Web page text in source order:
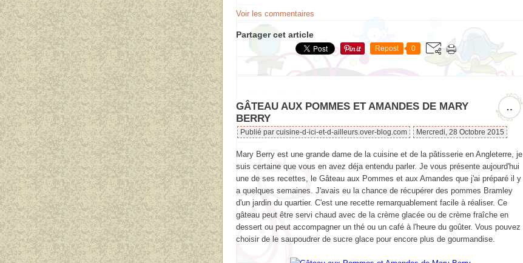
Voir les commentaires
Partager cet article
Repost 0
…
GÂTEAU AUX POMMES ET AMANDES DE MARY
BERRY
Publié par cuisine-d-ici-et-d-ailleurs.over-blog.com Mercredi, 28 Octobre 2015
Mary Berry est une grande dame de la cuisine et de la pâtisserie en Angleterre, je
suis certaine que vous en avez déja entendu parler. Je vous présente aujourd'hui
une de ses recettes, le Gâteau aux Pommes et aux Amandes que j'ai préparé il y
a quelques semaines. J'avais eu la chance de récupérer des pommes Bramley
d'un jardin du quartier. C'est une recette remarquablement facile à réaliser. Ce
gâteau peut être servi chaud avec de la crème glacée ou de crème fraîche en
dessert ou peut accompagner un thé ou un café à l'heure du goûter. Vous pouvez
choisir de le saupoudrer de sucre glace pour encore plus de gourmandise.